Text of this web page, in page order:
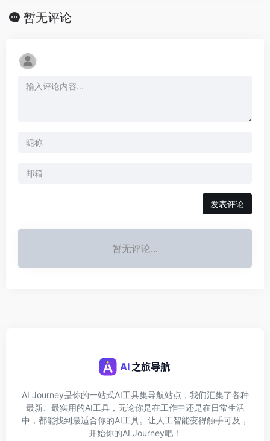
暂无评论
发表评论
暂无评论...
AI Journey是你的一站式AI工具集导航站点，我们汇集了各种
最新、最实用的AI工具，无论你是在工作中还是在日常生活
中，都能找到最适合你的AI工具。让人工智能变得触手可及，
开始你的AI Journey吧！